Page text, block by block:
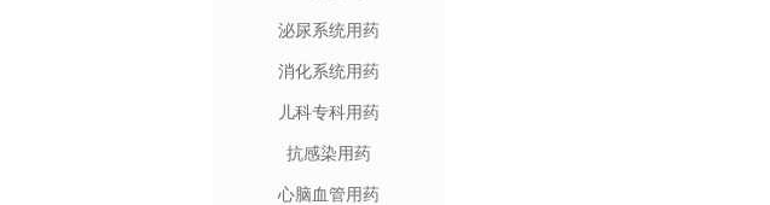
泌尿系统用药
消化系统用药
儿科专科用药
抗感染用药
心脑血管用药